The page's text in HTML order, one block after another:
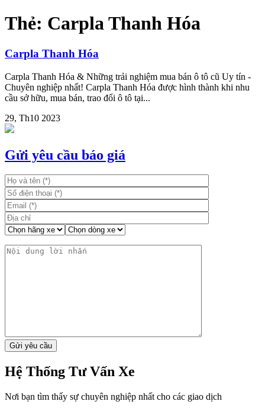
Thẻ: Carpla Thanh Hóa
Carpla Thanh Hóa
Carpla Thanh Hóa & Những trải nghiệm mua bán ô tô cũ Uy tín -
Chuyên nghiệp nhất! Carpla Thanh Hóa được hình thành khi nhu
cầu sở hữu, mua bán, trao đổi ô tô tại...
29, Th10 2023
Gửi yêu cầu báo giá
Hệ Thống Tư Vấn Xe
Nơi bạn tìm thấy sự chuyên nghiệp nhất cho các giao dịch